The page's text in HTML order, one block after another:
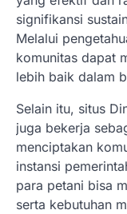
signifikansi
Melalui
komunitas dapat
lebih baik dalam
Selain itu, situs
juga bekerja
menciptakan
instansi
para petani bisa
serta kebutuhan